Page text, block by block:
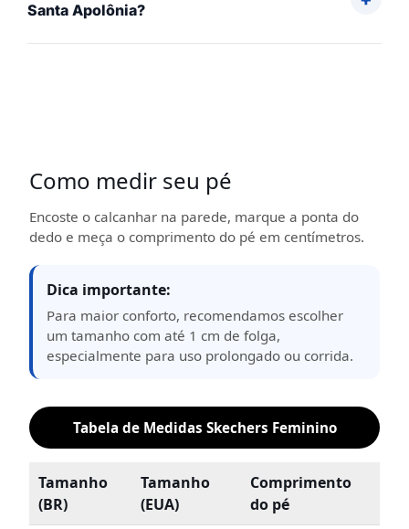
Santa Apolônia?
Como medir seu pé
Encoste o calcanhar na parede, marque a ponta do
dedo e meça o comprimento do pé em centímetros.
Dica importante:
Para maior conforto, recomendamos escolher
um tamanho com até 1 cm de folga,
especialmente para uso prolongado ou corrida.
Tabela de Medidas Skechers Feminino
Tamanho
(BR)
Tamanho
(EUA)
Comprimento
do pé